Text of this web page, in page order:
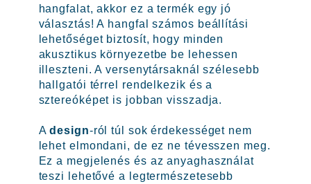
hangfalat, akkor ez a termék egy jó
választás! A hangfal számos beállítási
lehetőséget biztosít, hogy minden
akusztikus környezetbe be lehessen
illeszteni. A versenytársaknál szélesebb
hallgatói térrel rendelkezik és a
sztereóképet is jobban visszadja.
Adesign-ról túl sok érdekességet nem
lehet elmondani, de ez ne tévesszen meg.
Ez a megjelenés és az anyaghasználat
teszi lehetővé a legtermészetesebb